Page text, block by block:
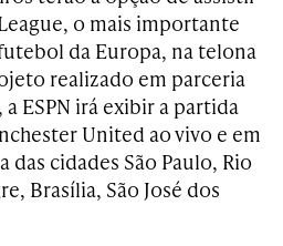
o mais importante
da Europa, na telona
realizado em parceria
ESPN irá exibir a partida
United ao vivo e em
das cidades São Paulo, Rio
Brasília, São José dos